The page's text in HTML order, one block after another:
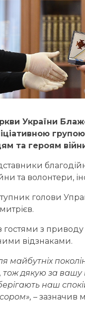
України
та героям
та волонтери,
голови
з приводу
відзнаками.
майбутніх
дякую за вашу
наш
– зазначив